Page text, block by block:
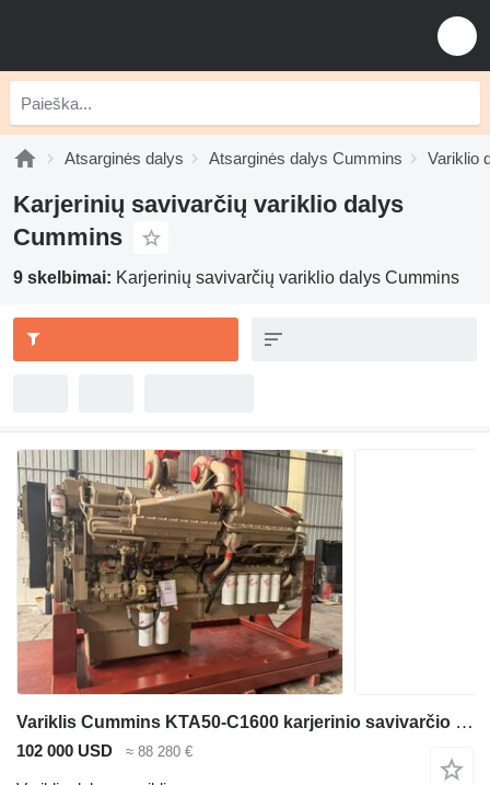
Atsarginės dalys Atsarginės dalys Cummins Variklio
Karjerinių savivarčių variklio dalys
Cummins
9 skelbimai: Karjerinių savivarčių variklio dalys Cummins
Variklis Cummins KTA50-C1600 karjerinio savivarčio BELAZ-75131
102 000 USD ≈ 88 280 €